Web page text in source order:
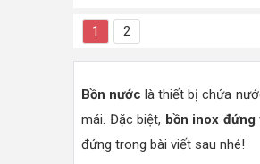
1 2
Bồn nước là thiết bị chứa
mái. Đặc biệt, bồn inox đứng
đứng trong bài viết sau nhé!